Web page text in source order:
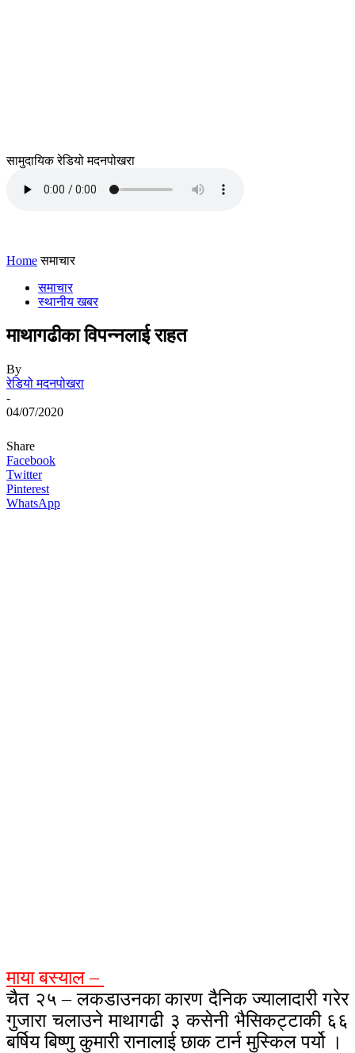
सामुदायिक रेडियो मदनपोखरा
Home समाचार
समाचार
स्थानीय खबर
माथागढीका विपन्नलाई राहत
By
रेडियो मदनपोखरा
-
04/07/2020
Share
Facebook
Twitter
Pinterest
WhatsApp
माया बस्याल –
चैत २५ – लकडाउनका कारण दैनिक ज्यालादारी गरेर
गुजारा चलाउने माथागढी ३ कसेनी भैसिकट्टाकी ६६
बर्षिय बिष्णु कुमारी रानालाई छाक टार्न मुस्किल पर्यो ।